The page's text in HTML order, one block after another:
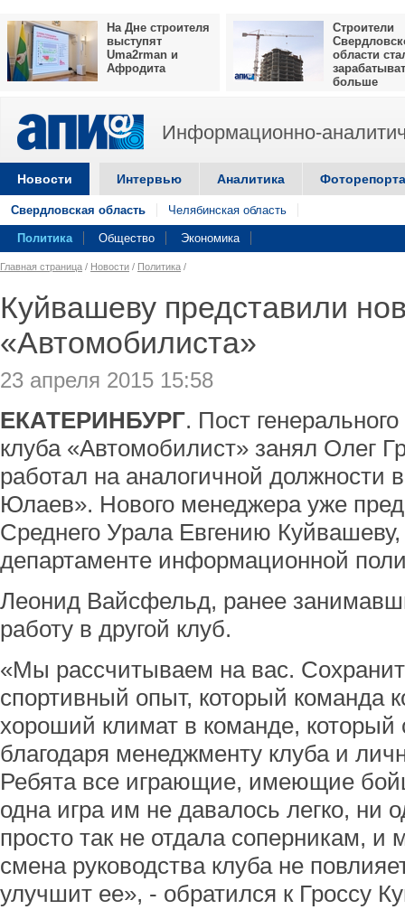
На Дне строителя
выступят
Uma2rman и
Афродита
Строители
области
больше
Информационно-
Новости Интервью Аналитика
Свердловская область Челябинская область
Политика Общество Экономика
Главная страница / Новости / Политика /
Куйвашеву представили
«Автомобилиста»
23 апреля 2015 15:58
ЕКАТЕРИНБУРГ. Пост
клуба «Автомобилист» занял Олег
работал на аналогичной
Юлаев». Нового менеджера уже
Среднего Урала Евгению
департаменте информационной
Леонид Вайсфельд, ранее
работу в другой клуб.
«Мы рассчитываем на вас.
спортивный опыт, который команда
хороший климат в команде, который
благодаря менеджменту клуба и
Ребята все играющие, имеющие
одна игра им не давалось легко, ни
просто так не отдала соперникам,
смена руководства клуба не
улучшит ее», - обратился к Гроcсу